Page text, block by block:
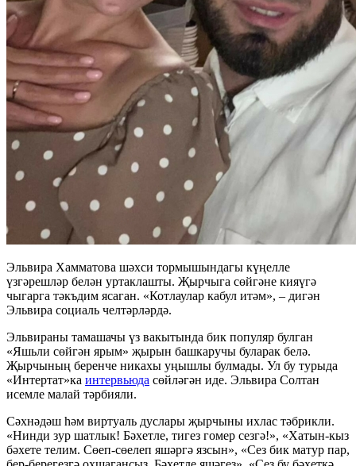
Эльвира Хамматова шәхси тормышындагы күңелле
үзгәрешләр белән уртаклашты. Җырчыга сөйгәне кияүгә
чыгарга тәкъдим ясаган. «Котлаулар кабул итәм», – дигән
Эльвира социаль челтәрләрдә.
Эльвираны тамашачы үз вакытында бик популяр булган
«Яшьли сөйгән ярым» җырын башкаручы буларак белә.
Җырчының беренче никахы уңышлы булмады. Ул бу турыда
«Интертат»ка интервьюда сөйләгән иде. Эльвира Солтан
исемле малай тәрбияли.
Сәхнәдәш һәм виртуаль дуслары җырчыны ихлас тәбрикли.
«Нинди зур шатлык! Бәхетле, тигез гомер сезгә!», «Хатын-кыз
бәхете телим. Сөеп-сөелеп яшәргә язсын», «Сез бик матур пар,